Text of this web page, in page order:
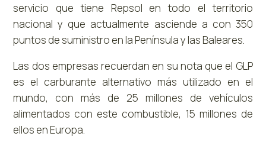
servicio que tiene Repsol en todo el territorio
nacional y que actualmente asciende a con 350
puntos de suministro en la Península y las Baleares.
Las dos empresas recuerdan en su nota que el GLP
es el carburante alternativo más utilizado en el
mundo, con más de 25 millones de vehículos
alimentados con este combustible, 15 millones de
ellos en Europa.